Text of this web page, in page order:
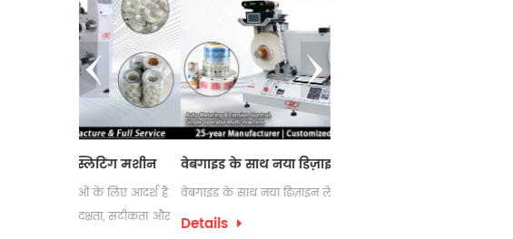
सटीकता और
वेबगाइड के साथ नया डिज़ाइन लेबल काउंटर
वेबगाइड के साथ नया डिज़ाइन लेबल काउंटर
Details